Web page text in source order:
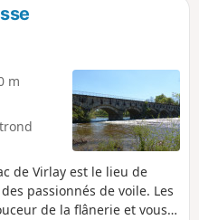
m
de Virlay est le lieu de
passionnés de voile. Les
de la flânerie et vous